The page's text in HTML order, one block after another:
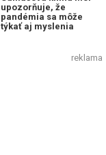
upozorňuje, že
pandémia sa môže
týkať aj myslenia
reklama